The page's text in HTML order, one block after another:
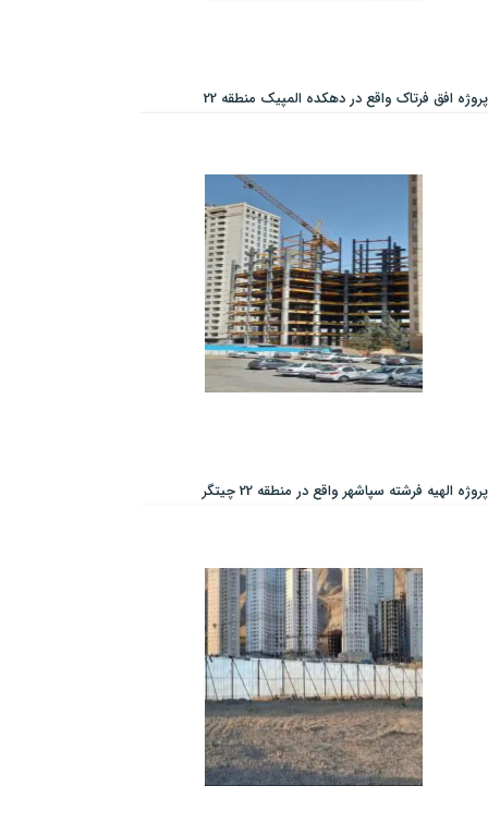
پروژه افق فرتاک واقع در دهکده المپیک منطقه 22
پروژه الهیه فرشته سپاشهر واقع در منطقه 22 چیتگر